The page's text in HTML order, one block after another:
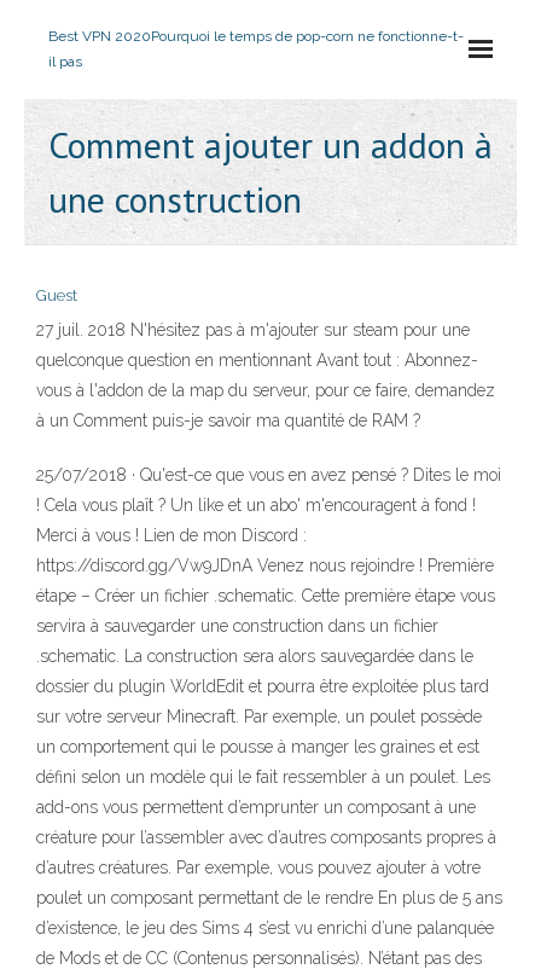
Best VPN 2020Pourquoi le temps de pop-corn ne fonctionne-t-
il pas
Comment ajouter un addon à
une construction
Guest
27 juil. 2018 N'hésitez pas à m'ajouter sur steam pour une
quelconque question en mentionnant Avant tout : Abonnez-
vous à l'addon de la map du serveur, pour ce faire, demandez
à un Comment puis-je savoir ma quantité de RAM ?
25/07/2018 · Qu'est-ce que vous en avez pensé ? Dites le moi
! Cela vous plaît ? Un like et un abo' m'encouragent à fond !
Merci à vous ! Lien de mon Discord :
https://discord.gg/Vw9JDnA Venez nous rejoindre ! Première
étape – Créer un fichier .schematic. Cette première étape vous
servira à sauvegarder une construction dans un fichier
.schematic. La construction sera alors sauvegardée dans le
dossier du plugin WorldEdit et pourra être exploitée plus tard
sur votre serveur Minecraft. Par exemple, un poulet possède
un comportement qui le pousse à manger les graines et est
défini selon un modèle qui le fait ressembler à un poulet. Les
add-ons vous permettent d’emprunter un composant à une
créature pour l’assembler avec d’autres composants propres à
d’autres créatures. Par exemple, vous pouvez ajouter à votre
poulet un composant permettant de le rendre En plus de 5 ans
d’existence, le jeu des Sims 4 s’est vu enrichi d’une palanquée
de Mods et de CC (Contenus personnalisés). N’étant pas des